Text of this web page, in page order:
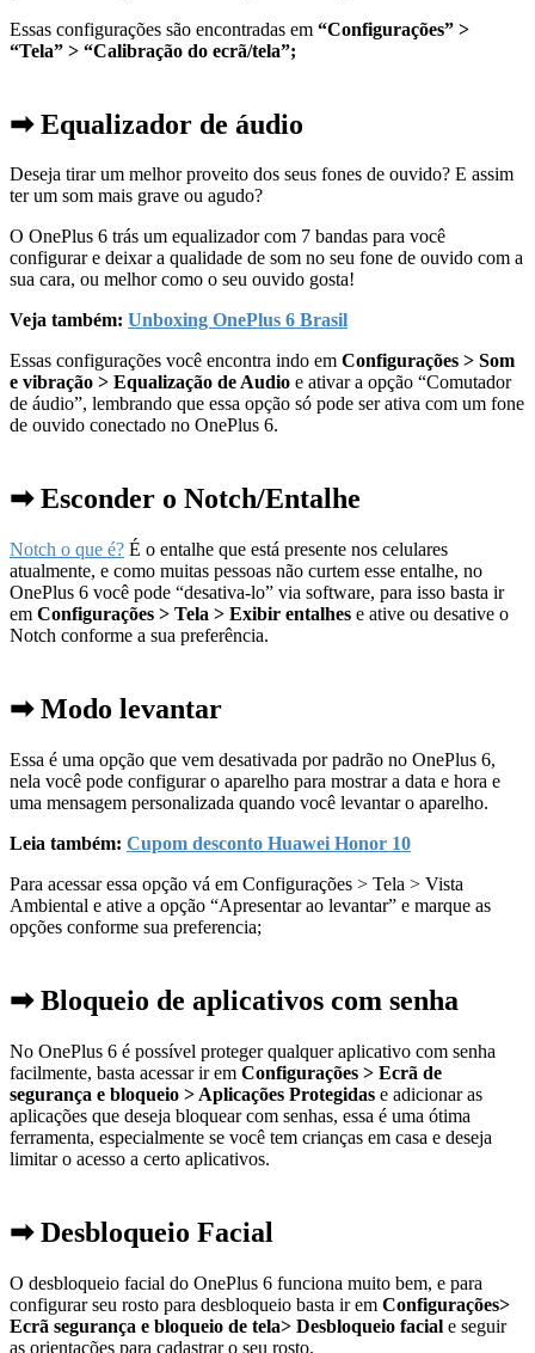
Essas configurações são encontradas em “Configurações” >
“Tela” > “Calibração do ecrã/tela”;
➡ Equalizador de áudio
Deseja tirar um melhor proveito dos seus fones de ouvido? E assim
ter um som mais grave ou agudo?
O OnePlus 6 trás um equalizador com 7 bandas para você
configurar e deixar a qualidade de som no seu fone de ouvido com a
sua cara, ou melhor como o seu ouvido gosta!
Veja também: Unboxing OnePlus 6 Brasil
Essas configurações você encontra indo em Configurações > Som
e vibração > Equalização de Audio e ativar a opção “Comutador
de áudio”, lembrando que essa opção só pode ser ativa com um fone
de ouvido conectado no OnePlus 6.
➡ Esconder o Notch/Entalhe
Notch o que é? É o entalhe que está presente nos celulares
atualmente, e como muitas pessoas não curtem esse entalhe, no
OnePlus 6 você pode “desativa-lo” via software, para isso basta ir
em Configurações > Tela > Exibir entalhes e ative ou desative o
Notch conforme a sua preferência.
➡ Modo levantar
Essa é uma opção que vem desativada por padrão no OnePlus 6,
nela você pode configurar o aparelho para mostrar a data e hora e
uma mensagem personalizada quando você levantar o aparelho.
Leia também: Cupom desconto Huawei Honor 10
Para acessar essa opção vá em Configurações > Tela > Vista
Ambiental e ative a opção “Apresentar ao levantar” e marque as
opções conforme sua preferencia;
➡ Bloqueio de aplicativos com senha
No OnePlus 6 é possível proteger qualquer aplicativo com senha
facilmente, basta acessar ir em Configurações > Ecrã de
segurança e bloqueio > Aplicações Protegidas e adicionar as
aplicações que deseja bloquear com senhas, essa é uma ótima
ferramenta, especialmente se você tem crianças em casa e deseja
limitar o acesso a certo aplicativos.
➡ Desbloqueio Facial
O desbloqueio facial do OnePlus 6 funciona muito bem, e para
configurar seu rosto para desbloqueio basta ir em Configurações>
Ecrã segurança e bloqueio de tela> Desbloqueio facial e seguir
as orientações para cadastrar o seu rosto.